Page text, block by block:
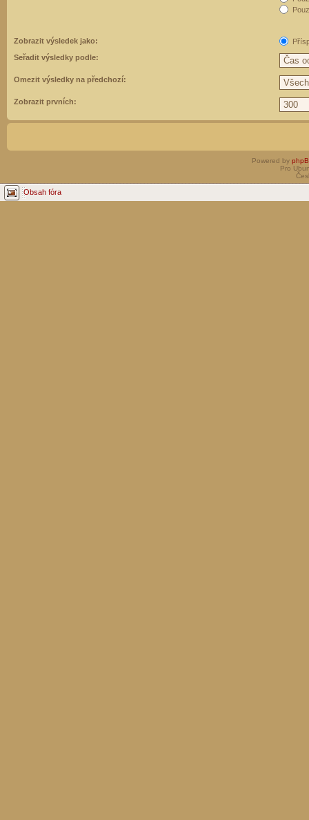
Zobrazit výsledek jako:
Seřadit výsledky podle:
Omezit výsledky na předchozí:
Zobrazit prvních:
Powered by
Pro
Obsah fóra